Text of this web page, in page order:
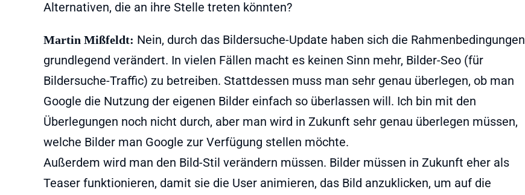
Alternativen, die an ihre Stelle treten könnten?
Martin Mißfeldt: Nein, durch das Bildersuche-Update haben sich die Rahmenbedingungen
grundlegend verändert. In vielen Fällen macht es keinen Sinn mehr, Bilder-Seo (für
Bildersuche-Traffic) zu betreiben. Stattdessen muss man sehr genau überlegen, ob man
Google die Nutzung der eigenen Bilder einfach so überlassen will. Ich bin mit den
Überlegungen noch nicht durch, aber man wird in Zukunft sehr genau überlegen müssen,
welche Bilder man Google zur Verfügung stellen möchte.
Außerdem wird man den Bild-Stil verändern müssen. Bilder müssen in Zukunft eher als
Teaser funktionieren, damit sie die User animieren, das Bild anzuklicken, um auf die